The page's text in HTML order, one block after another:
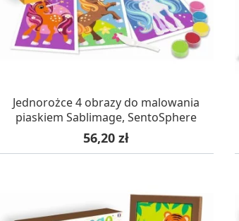
W MAGAZYNIE, DOSTAWA 24H
Jednorożce 4 obrazy do malowania
piaskiem Sablimage, SentoSphere
Cena
56,20 zł